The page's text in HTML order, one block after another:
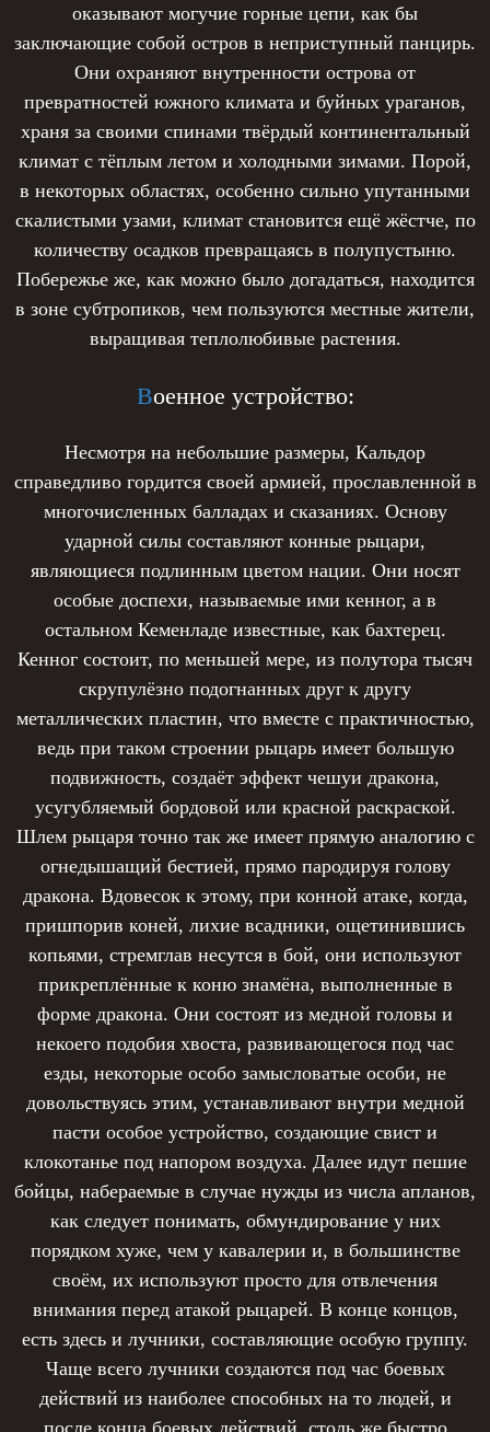
оказывают могучие горные цепи, как бы
заключающие собой остров в неприступный панцирь.
Они охраняют внутренности острова от
превратностей южного климата и буйных ураганов,
храня за своими спинами твёрдый континентальный
климат с тёплым летом и холодными зимами. Порой,
в некоторых областях, особенно сильно упутанными
скалистыми узами, климат становится ещё жёстче, по
количеству осадков превращаясь в полупустыню.
Побережье же, как можно было догадаться, находится
в зоне субтропиков, чем пользуются местные жители,
выращивая теплолюбивые растения.
Военное устройство:
Несмотря на небольшие размеры, Кальдор
справедливо гордится своей армией, прославленной в
многочисленных балладах и сказаниях. Основу
ударной силы составляют конные рыцари,
являющиеся подлинным цветом нации. Они носят
особые доспехи, называемые ими кенног, а в
остальном Кеменладе известные, как бахтерец.
Кенног состоит, по меньшей мере, из полутора тысяч
скрупулёзно подогнанных друг к другу
металлических пластин, что вместе с практичностью,
ведь при таком строении рыцарь имеет большую
подвижность, создаёт эффект чешуи дракона,
усугубляемый бордовой или красной раскраской.
Шлем рыцаря точно так же имеет прямую аналогию с
огнедышащий бестией, прямо пародируя голову
дракона. Вдовесок к этому, при конной атаке, когда,
пришпорив коней, лихие всадники, ощетинившись
копьями, стремглав несутся в бой, они используют
прикреплённые к коню знамёна, выполненные в
форме дракона. Они состоят из медной головы и
некоего подобия хвоста, развивающегося под час
езды, некоторые особо замысловатые особи, не
довольствуясь этим, устанавливают внутри медной
пасти особое устройство, создающие свист и
клокотанье под напором воздуха. Далее идут пешие
бойцы, набераемые в случае нужды из числа апланов,
как следует понимать, обмундирование у них
порядком хуже, чем у кавалерии и, в большинстве
своём, их используют просто для отвлечения
внимания перед атакой рыцарей. В конце концов,
есть здесь и лучники, составляющие особую группу.
Чаще всего лучники создаются под час боевых
действий из наиболее способных на то людей, и
после конца боевых действий, столь же быстро